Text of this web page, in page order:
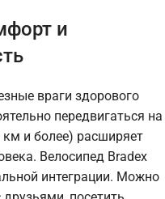
и
враги здорового
передвигаться на
и более) расширяет
Велосипед Bradex
интеграции. Можно